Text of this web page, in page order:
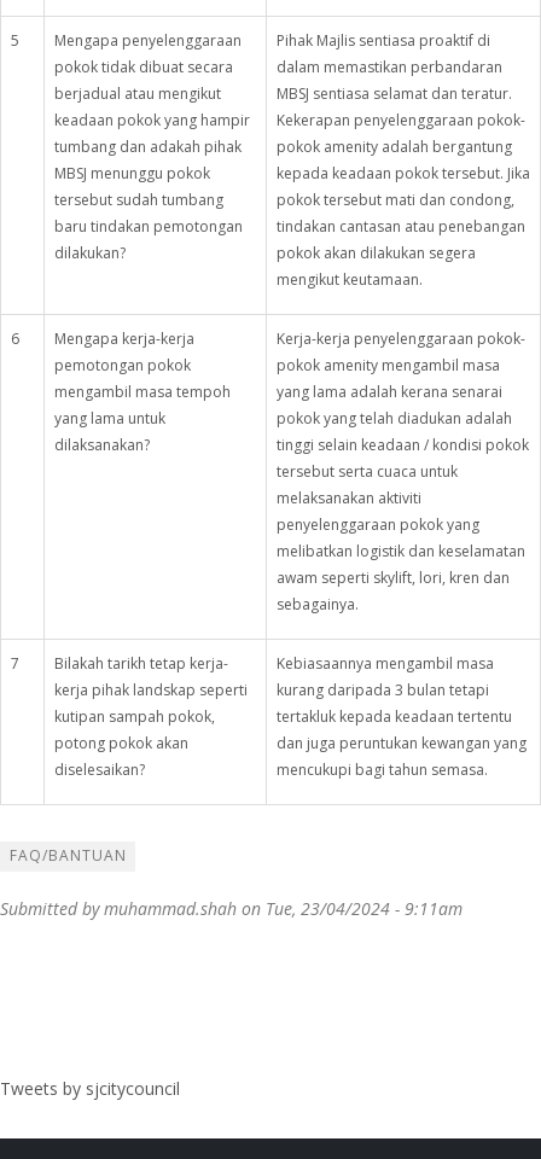
5
Mengapa penyelenggaraan
pokok tidak dibuat secara
berjadual atau mengikut
keadaan pokok yang hampir
tumbang dan adakah pihak
MBSJ menunggu pokok
tersebut sudah tumbang
baru tindakan pemotongan
dilakukan?
Pihak Majlis sentiasa proaktif di
dalam memastikan perbandaran
MBSJ sentiasa selamat dan teratur.
Kekerapan penyelenggaraan pokok-
pokok amenity adalah bergantung
kepada keadaan pokok tersebut. Jika
pokok tersebut mati dan condong,
tindakan cantasan atau penebangan
pokok akan dilakukan segera
mengikut keutamaan.
6
Mengapa kerja-kerja
pemotongan pokok
mengambil masa tempoh
yang lama untuk
dilaksanakan?
Kerja-kerja penyelenggaraan pokok-
pokok amenity mengambil masa
yang lama adalah kerana senarai
pokok yang telah diadukan adalah
tinggi selain keadaan / kondisi pokok
tersebut serta cuaca untuk
melaksanakan aktiviti
penyelenggaraan pokok yang
melibatkan logistik dan keselamatan
awam seperti skylift, lori, kren dan
sebagainya.
7
Bilakah tarikh tetap kerja-
kerja pihak landskap seperti
kutipan sampah pokok,
potong pokok akan
diselesaikan?
Kebiasaannya mengambil masa
kurang daripada 3 bulan tetapi
tertakluk kepada keadaan tertentu
dan juga peruntukan kewangan yang
mencukupi bagi tahun semasa.
FAQ/BANTUAN
Submitted bymuhammad.shah on Tue, 23/04/2024 - 9:11am
Tweets by sjcitycouncil